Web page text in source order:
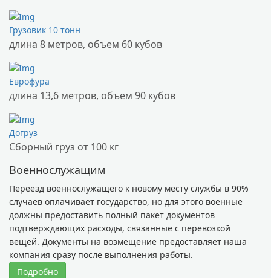
Грузовик 10 тонн
длина 8 метров, объем 60 кубов
Еврофура
длина 13,6 метров, объем 90 кубов
Догруз
Сборный груз от 100 кг
Военнослужащим
Переезд военнослужащего к новому месту службы в 90%
случаев оплачивает государство, но для этого военные
должны предоставить полный пакет документов
подтверждающих расходы, связанные с перевозкой
вещей. Документы на возмещение предоставляет наша
компания сразу после выполнения работы.
Подробно